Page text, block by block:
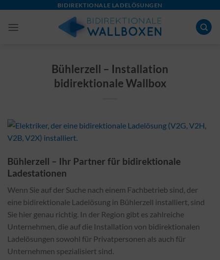
content
BIDIREKTIONALE LADELÖSUNGEN
Bühlerzell – Installation
bidirektionale Wallbox
Bühlerzell – Ihr Partner für bidirektionale
Ladestationen
Wenn Sie auf der Suche nach einem Fachbetrieb sind, der
eine bidirektionale Ladelösung in Bühlerzell installiert, sind
Sie hier genau richtig. In der Region gibt es zahlreiche
Unternehmen, die auf die Installation von bidirektionalen
Ladelösungen sowohl für Privatpersonen als auch für
Unternehmen spezialisiert sind.